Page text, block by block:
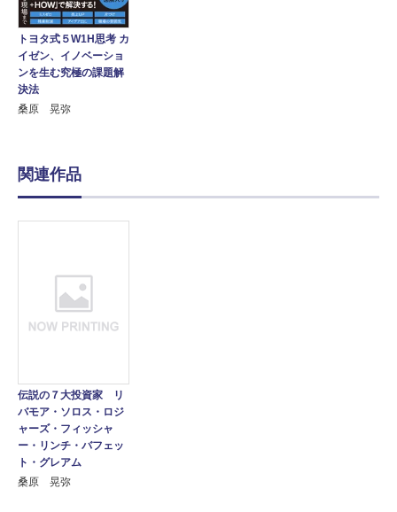
トヨタ式５W1H思考 カ
イゼン、イノベーショ
ンを生む究極の課題解
決法
桑原 晃弥
関連作品
伝説の７大投資家 リ
バモア・ソロス・ロジ
ャーズ・フィッシャ
ー・リンチ・バフェッ
ト・グレアム
桑原 晃弥